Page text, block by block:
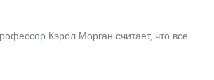
Кэрол Морган считает, что все